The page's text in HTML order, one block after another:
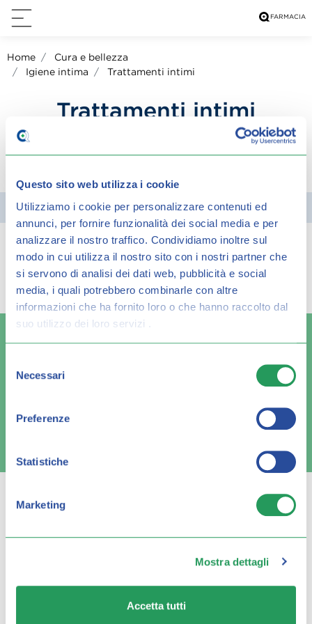
Questo sito web utilizza i cookie
Utilizziamo i cookie per personalizzare contenuti ed
annunci, per fornire funzionalità dei social media e per
analizzare il nostro traffico. Condividiamo inoltre sul
modo in cui utilizza il nostro sito con i nostri partner che
si servono di analisi dei dati web, pubblicità e social
media, i quali potrebbero combinarle con altre
informazioni che ha fornito loro o che hanno raccolto dal
suo utilizzo dei loro servizi .
delNecessari
Preferenze
Statistiche
Marketing
Mostra dettagli
Accetta tutti
Home
Cura e bellezza
Igiene intima
Trattamenti intimi
Trattamenti intimi
Filtra
Spiacenti, ma non è stato trovato alcun
risultato per:
Pagamenti sicuri